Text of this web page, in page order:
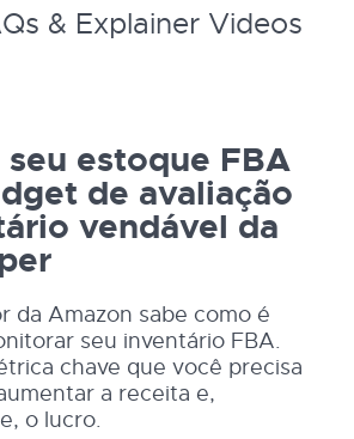
& Explainer Videos
estoque FBA
de avaliação
vendável da
da Amazon sabe como é
seu inventário FBA.
chave que você precisa
a receita e,
o lucro.